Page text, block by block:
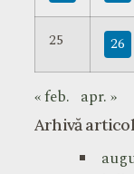
25 26
« feb. apr. »
Arhivă